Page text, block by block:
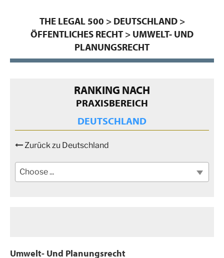
THE LEGAL 500 > DEUTSCHLAND >
ÖFFENTLICHES RECHT> UMWELT- UND
PLANUNGSRECHT
RANKING NACH
PRAXISBEREICH
DEUTSCHLAND
Zurück zu Deutschland
Choose ...
Umwelt- Und Planungsrecht